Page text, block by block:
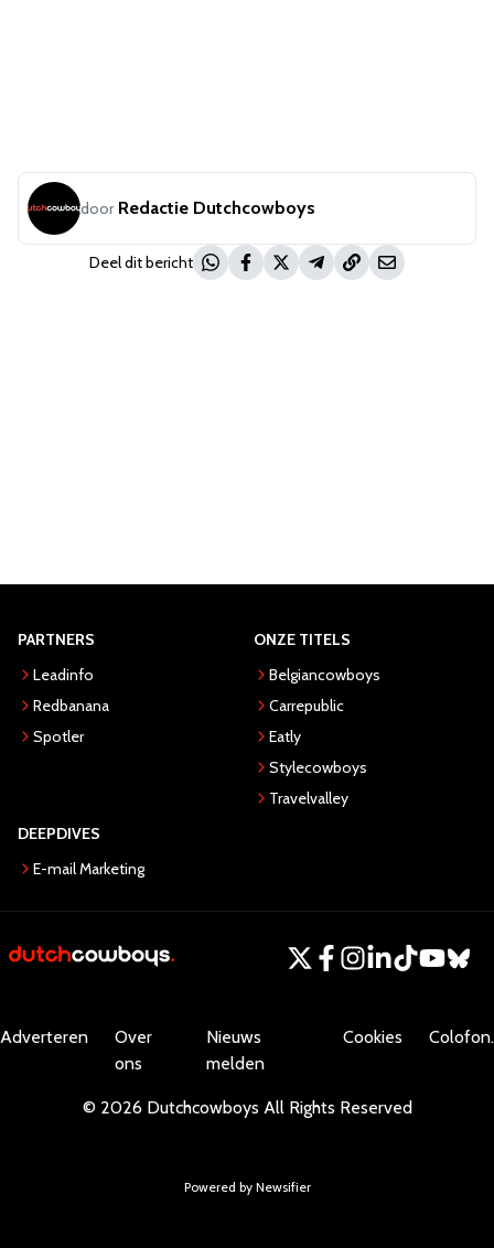
door Redactie Dutchcowboys
Deel dit bericht
PARTNERS
Leadinfo
Redbanana
Spotler
ONZE TITELS
Belgiancowboys
Carrepublic
Eatly
Stylecowboys
Travelvalley
DEEPDIVES
E-mail Marketing
Adverteren
Over
ons
Nieuws
melden
Cookies Colofon.
© 2026 Dutchcowboys All Rights Reserved
Powered by Newsifier